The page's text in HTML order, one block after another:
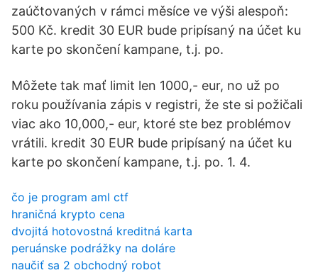
zaúčtovaných v rámci měsíce ve výši alespoň:
500 Kč. kredit 30 EUR bude pripísaný na účet ku
karte po skončení kampane, t.j. po.
Môžete tak mať limit len 1000,- eur, no už po
roku používania zápis v registri, že ste si požičali
viac ako 10,000,- eur, ktoré ste bez problémov
vrátili. kredit 30 EUR bude pripísaný na účet ku
karte po skončení kampane, t.j. po. 1. 4.
čo je program aml ctf
hraničná krypto cena
dvojitá hotovostná kreditná karta
peruánske podrážky na doláre
naučiť sa 2 obchodný robot